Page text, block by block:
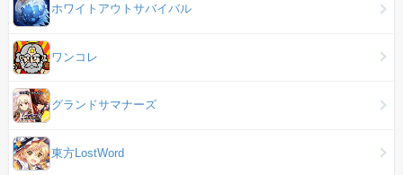
ホワイトアウトサバイバル
ワンコレ
グランドサマナーズ
東方LostWord